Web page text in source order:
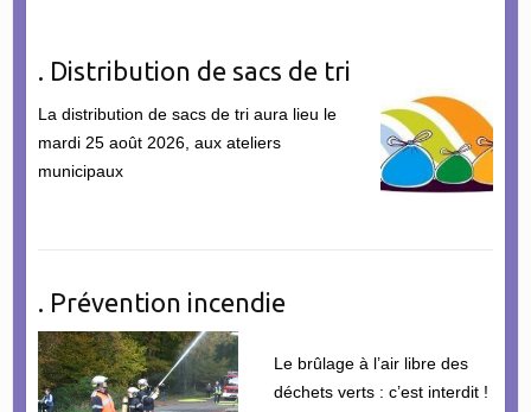
. Distribution de sacs de tri
La distribution de sacs de tri aura lieu le
mardi 25 août 2026, aux ateliers
municipaux
. Prévention incendie
Le brûlage à l’air libre des
déchets verts : c’est interdit !